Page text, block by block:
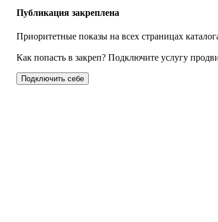
Публикация закреплена
Приоритетные показы на всех страницах
Как попасть в закреп? Подключите услугу
Подключить себе